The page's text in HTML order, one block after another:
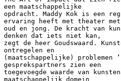
een maatschappelijke
opdracht. Maddy Kok is een
ervaring heeft met theater met
oud en jong. De kracht van
denken dat iets niet kan,
zegt de heer Goudswaard.
ontregelen en
(maatschappelijke) problemen
gesprekspartners zien een
toegevoegde waarde van
maatschappelijk domein